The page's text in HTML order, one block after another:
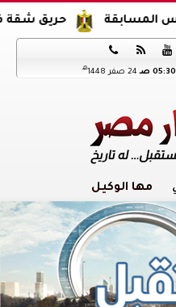
حريق شقة في الدرب



05:30 صـ 24 صفر 1448 هـ
مها الوكيل